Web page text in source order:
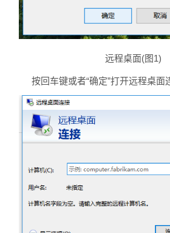
远程桌面(图1)
按回车键或者“确定”打开远程桌面